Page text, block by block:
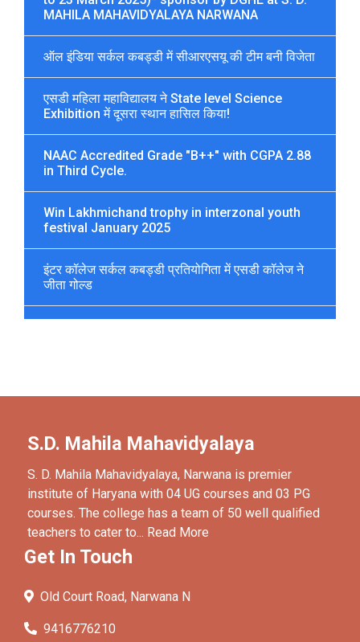
MAHILA MAHAVIDYALAYA NARWANA
ऑल इंडिया सर्कल कबड्डी में सीआरएसयू की टीम बनी विजेता
एसडी महिला महाविद्यालय ने State level Science
Exhibition में दूसरा स्थान हासिल किया!
NAAC Accredited Grade "B++" with CGPA 2.88
in Third Cycle.
Win Lakhmichand trophy in interzonal youth
festival January 2025
इंटर कॉलेज सर्कल कबड्डी प्रतियोगिता में एसडी कॉलेज ने
जीता गोल्ड
S.D. Mahila Mahavidyalaya
S. D. Mahila Mahavidyalaya, Narwana is premier
institute of Haryana with 04 UG courses and 03 PG
courses. The college has a team of 50 well qualified
teachers to cater to... Read More
Get In Touch
Old Court Road, Narwana N
9416776210